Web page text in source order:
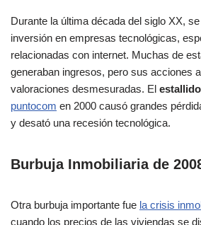
Durante la última década del siglo XX,
inversión en empresas tecnológicas,
relacionadas con internet. Muchas de
generaban ingresos, pero sus acciones
valoraciones desmesuradas. El
puntocom en 2000 causó grandes
y desató una recesión tecnológica.
Burbuja Inmobiliaria de
Otra burbuja importante fue la crisis
cuando los precios de las viviendas se